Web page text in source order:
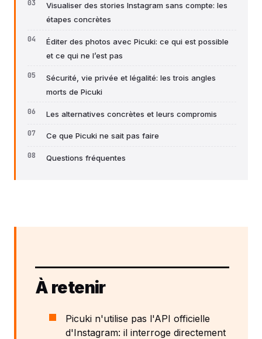
Visualiser des stories Instagram sans compte: les
étapes concrètes
Éditer des photos avec Picuki: ce qui est possible
et ce qui ne l’est pas
Sécurité, vie privée et légalité: les trois angles
morts de Picuki
Les alternatives concrètes et leurs compromis
Ce que Picuki ne sait pas faire
Questions fréquentes
À retenir
Picuki n'utilise pas l'API officielle
d'Instagram: il interroge directement